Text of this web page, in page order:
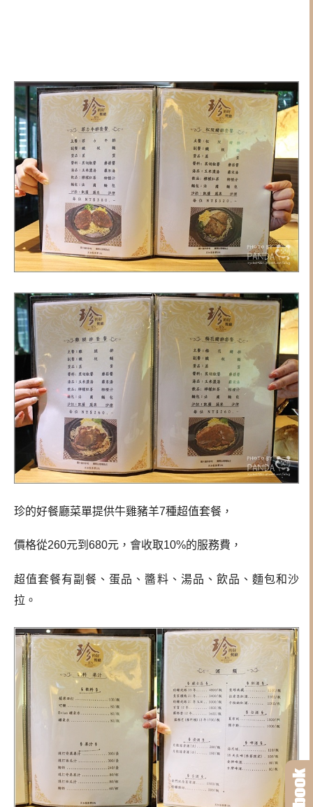
珍的好餐廳菜單提供牛雞豬羊7種超值套餐，
價格從260元到680元，會收取10%的服務費，
超值套餐有副餐、蛋品、醬料、湯品、飲品、麵包和沙
拉。